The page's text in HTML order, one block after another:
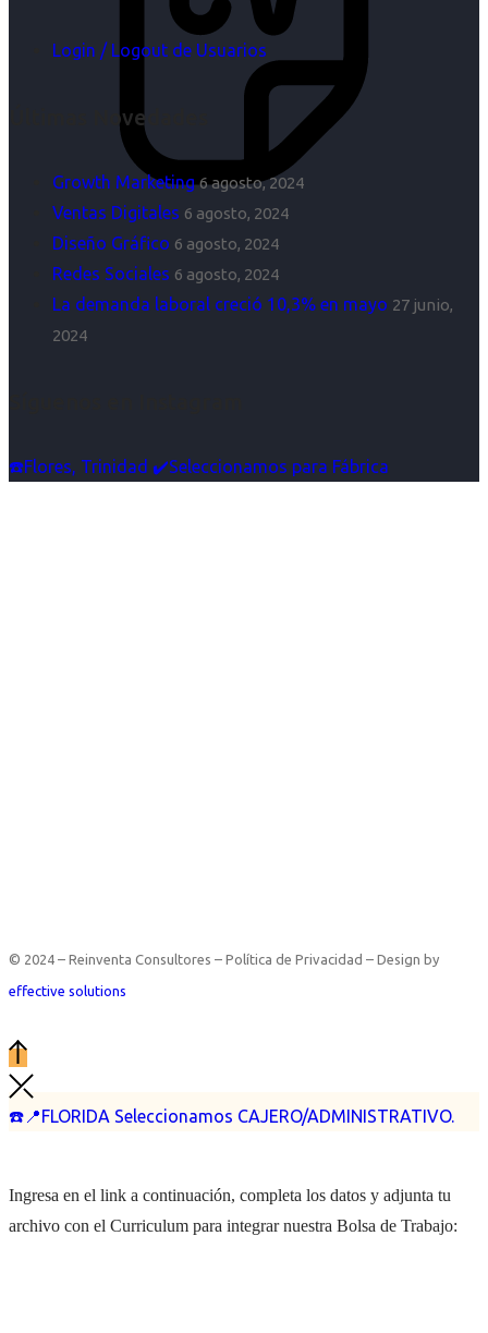
Login / Logout de Usuarios
Últimas Novedades
Growth Marketing 6 agosto, 2024
Ventas Digitales 6 agosto, 2024
Diseño Gráfico 6 agosto, 2024
Redes Sociales 6 agosto, 2024
La demanda laboral creció 10,3% en mayo 27 junio,
2024
☎️Flores, Trinidad ✔️Seleccionamos para Fábrica
☎️📍FLORIDA Seleccionamos CAJERO/ADMINISTRATIVO.
© 2024 – Reinventa Consultores – Política de Privacidad – Design by
effective solutions
Ingresa en el link a continuación, completa los datos y adjunta tu
archivo con el Curriculum para integrar nuestra Bolsa de Trabajo: